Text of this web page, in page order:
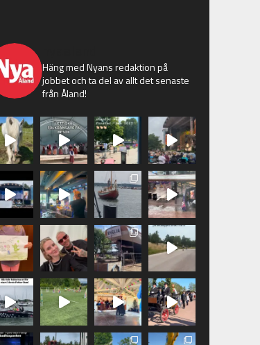
Häng med Nyans redaktion på
jobbet och ta del av allt det senaste
från Åland!